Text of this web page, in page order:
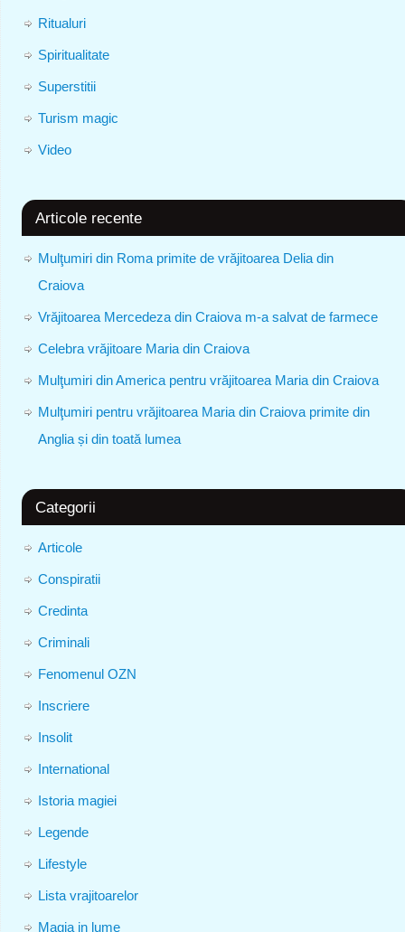
Ritualuri
Spiritualitate
Superstitii
Turism magic
Video
Articole recente
Mulţumiri din Roma primite de vrăjitoarea Delia din
Craiova
Vrăjitoarea Mercedeza din Craiova m-a salvat de farmece
Celebra vrăjitoare Maria din Craiova
Mulţumiri din America pentru vrăjitoarea Maria din Craiova
Mulţumiri pentru vrăjitoarea Maria din Craiova primite din
Anglia și din toată lumea
Categorii
Articole
Conspiratii
Credinta
Criminali
Fenomenul OZN
Inscriere
Insolit
International
Istoria magiei
Legende
Lifestyle
Lista vrajitoarelor
Magia in lume